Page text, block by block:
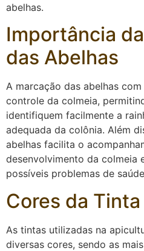
abelhas.
Importância
das Abelhas
A marcação das abelhas
controle da colmeia,
identifiquem facilmente a
adequada da colônia. Além
abelhas facilita o
desenvolvimento da colmeia
possíveis problemas de
Cores da Tinta
As tintas utilizadas na
diversas cores, sendo as